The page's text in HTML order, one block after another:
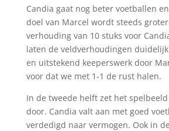
Candia gaat nog beter voetballen
doel van Marcel wordt steeds
verhouding van 10 stuks voor
laten de veldverhoudingen
en uitstekend keeperswerk door
voor dat we met 1-1 de rust halen.
In de tweede helft zet het
door. Candia valt aan met goed
verdedigd naar vermogen. Ook in